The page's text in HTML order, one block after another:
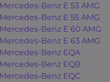
Mercedes-Benz E 53 AMG
Mercedes-Benz E 55 AMG
Mercedes-Benz E 60 AMG
Mercedes-Benz E 63 AMG
Mercedes-Benz EQA
Mercedes-Benz EQB
Mercedes-Benz EQC